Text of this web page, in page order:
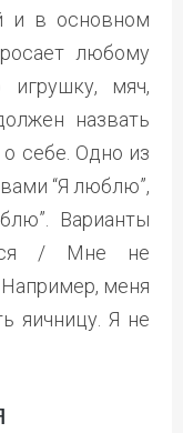
и в основном
любому
игрушку, мяч,
назвать
себе. Одно из
“Я люблю”,
Варианты
/ Мне не
меня
яичницу. Я не